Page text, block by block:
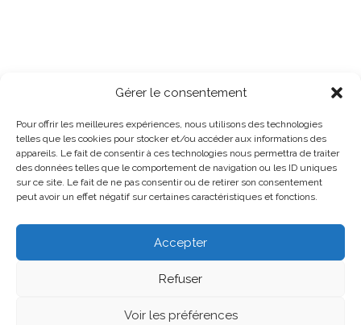
Gérer le consentement
Pour offrir les meilleures expériences, nous utilisons des technologies
telles que les cookies pour stocker et/ou accéder aux informations des
appareils. Le fait de consentir à ces technologies nous permettra de traiter
des données telles que le comportement de navigation ou les ID uniques
sur ce site. Le fait de ne pas consentir ou de retirer son consentement
peut avoir un effet négatif sur certaines caractéristiques et fonctions.
Accepter
Refuser
Voir les préférences
Contacts
Mentions Légales